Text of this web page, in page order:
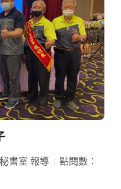
書室 報導
點閱數：